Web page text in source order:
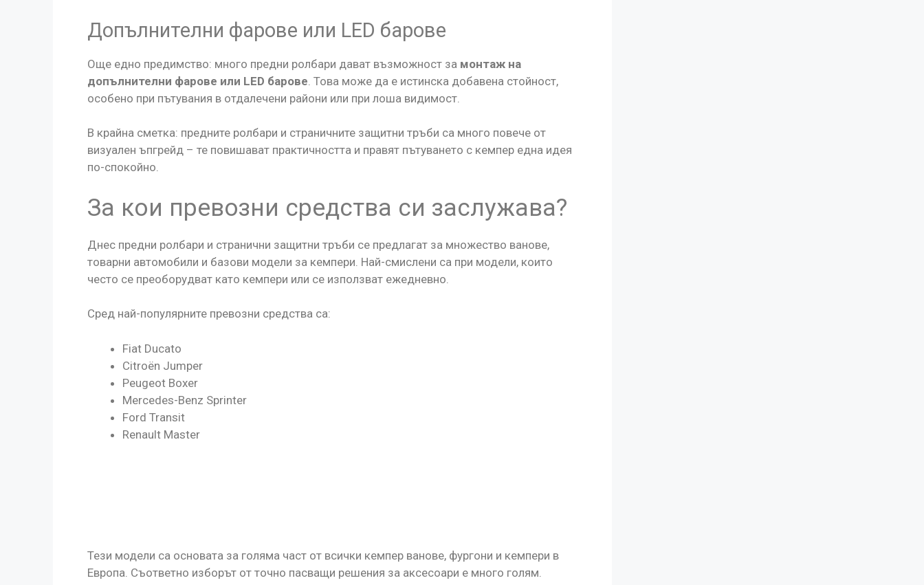
Допълнителни фарове или LED барове
Още едно предимство: много предни ролбари дават възможност за монтаж на
допълнителни фарове или LED барове . Това може да е истинска добавена стойност,
особено при пътувания в отдалечени райони или при лоша видимост.
В крайна сметка: предните ролбари и страничните защитни тръби са много повече от
визуален ъпгрейд – те повишават практичността и правят пътуването с кемпер една идея
по-спокойно.
За кои превозни средства си заслужава?
Днес предни ролбари и странични защитни тръби се предлагат за множество ванове,
товарни автомобили и базови модели за кемпери. Най-смислени са при модели, които
често се преоборудват като кемпери или се използват ежедневно.
Сред най-популярните превозни средства са:
Fiat Ducato
Citroën Jumper
Peugeot Boxer
Mercedes-Benz Sprinter
Ford Transit
Renault Master
Тези модели са основата за голяма част от всички кемпер ванове, фургони и кемпери в
Европа. Съответно изборът от точно пасващи решения за аксесоари е много голям.